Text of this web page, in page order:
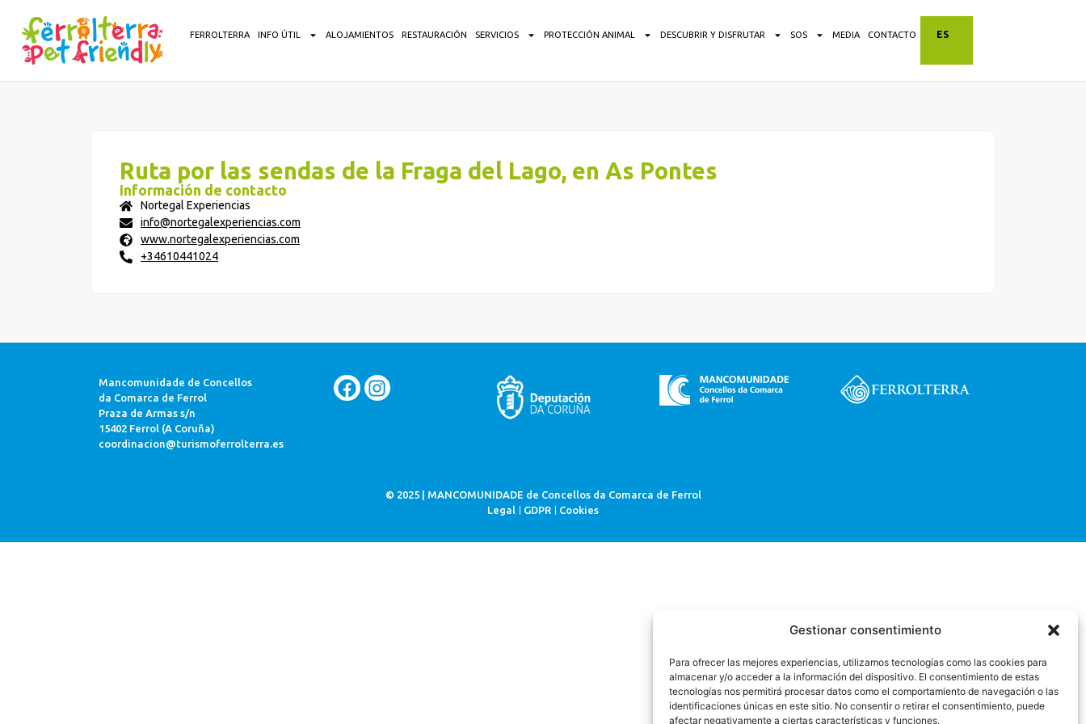
Gestionar consentimiento
Para ofrecer las mejores experiencias, utilizamos tecnologías como las cookies para
almacenar y/o acceder a la información del dispositivo. El consentimiento de estas
tecnologías nos permitirá procesar datos como el comportamiento de navegación o las
identificaciones únicas en este sitio. No consentir o retirar el consentimiento, puede
afectar negativamente a ciertas características y funciones.
FERROLTERRA INFO ÚTIL ALOJAMIENTOS RESTAURACIÓN SERVICIOS PROTECCIÓN ANIMAL DESCUBRIR Y DISFRUTAR SOS MEDIA CONTACTO ES
Ruta por las sendas de la Fraga del Lago, en As Pontes
Información de contacto
Nortegal Experiencias
info@nortegalexperiencias.com
www.nortegalexperiencias.com
+34610441024
Mancomunidade de Concellos
da Comarca de Ferrol
Praza de Armas s/n
15402 Ferrol (A Coruña)
coordinacion@turismoferrolterra.es
© 2025 | MANCOMUNIDADE de Concellos da Comarca de Ferrol
Legal
GDPR Cookies